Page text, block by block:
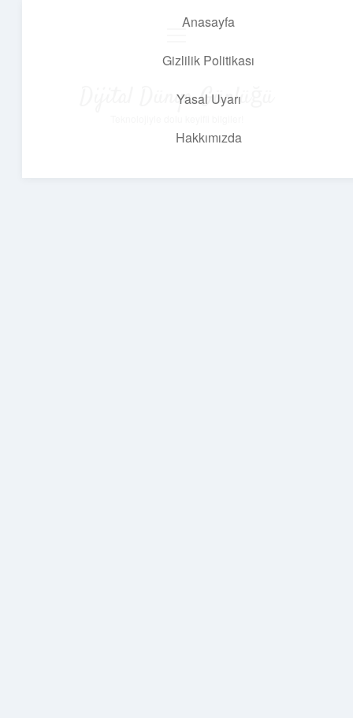
Anasayfa
Gizlilik Politikası
Yasal Uyarı
Hakkımızda
Dijital Dünya Günlüğü